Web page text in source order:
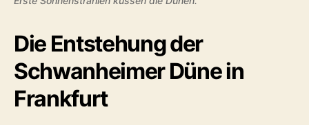
r
Die Entstehung der
Schwanheimer Düne in
Frankfurt